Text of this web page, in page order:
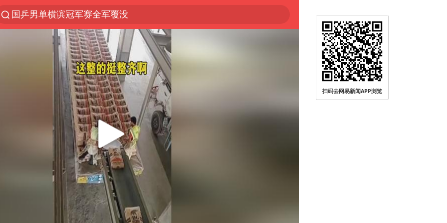
国乒男单横滨冠军赛全军覆没
“电影+”如何激发千亿级消费新活力？
东航：国内客票提前14天免费退改
日本试射“战斧”导弹，国防部回应
台风白海豚中心风力增强
广东雷州通报特教老师招聘违规事件
四川宜宾高县4.9级地震致1死
“新疆阿勒泰八月能滑雪”不实
向鹏0-3不敌张本智和
我国外贸延续良好增长态势
扫码去网易新闻APP浏览